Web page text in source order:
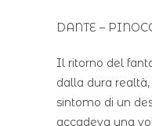
DANTE –
Il ritorno del
dalla dura
sintomo di un
accadeva una